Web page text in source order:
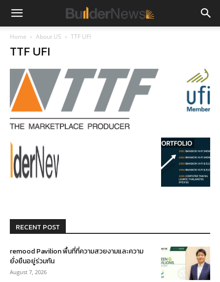
Home About US TTF UFI
TTF UFI
RECENT POST
remood Pavilion พื้นที่ที่ความสวยงามและความ
ยั่งยืนอยู่ร่วมกัน
August 7, 2026